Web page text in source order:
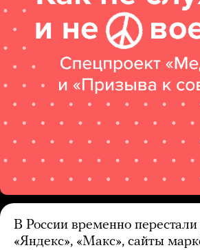
В России временно перестали
«Яндекс», «Макс», сайты